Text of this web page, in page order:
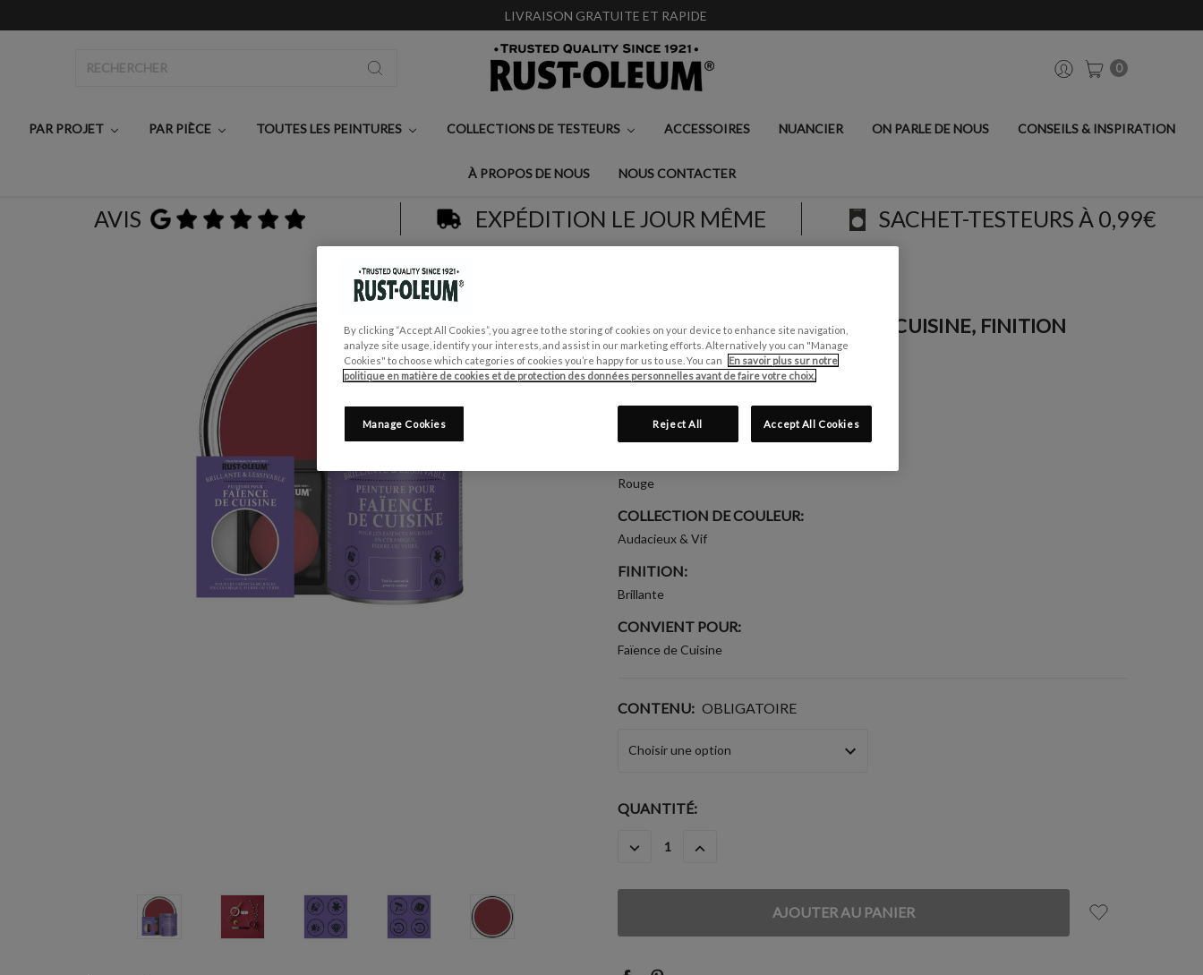
LIVRAISON GRATUITE ET RAPIDE
0
PAR PROJET PAR PIÈCE TOUTES LES PEINTURES COLLECTIONS DE TESTEURS ACCESSOIRES NUANCIER ON PARLE DE NOUS CONSEILS & INSPIRATION
À PROPOS DE NOUS NOUS CONTACTER
AVIS EXPÉDITION LE JOUR MÊME SACHET-TESTEURS À 0,99€
Accueil Toutes les peintures Peinture pour Faïence de Cuisine, Finition Brillante - Soho
PEINTURE POUR FAÏENCE DE CUISINE, FINITION
BRILLANTE - SOHO
€0,99 - €35,50
Écrire un avis
Rouge
COLLECTION DE COULEUR:
Audacieux & Vif
FINITION:
Brillante
CONVIENT POUR:
Faïence de Cuisine
CONTENU: OBLIGATOIRE
STOCK
QUANTITÉ:
DIMINUER
:
AUGMENTER
:
By clicking “Accept All Cookies”, you agree to the storing of cookies on your device to enhance site navigation,
analyze site usage, identify your interests, and assist in our marketing efforts. Alternatively you can "Manage
Cookies" to choose which categories of cookies you’re happy for us to use. You can
En savoir plus sur notre
politique en matière de cookies et de protection des données personnelles avant de faire votre choix.
Reject All Accept All Cookies
Manage Cookies